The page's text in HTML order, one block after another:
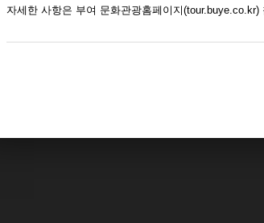
자세한 사항은 부여 문화관광홈페이지(tour.buye.co.kr)